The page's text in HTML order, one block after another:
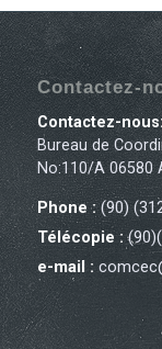
Contactez-
Contactez-
Bureau de
No:110/A 06580
Phone :(90)
Télécopie :
e-mail :